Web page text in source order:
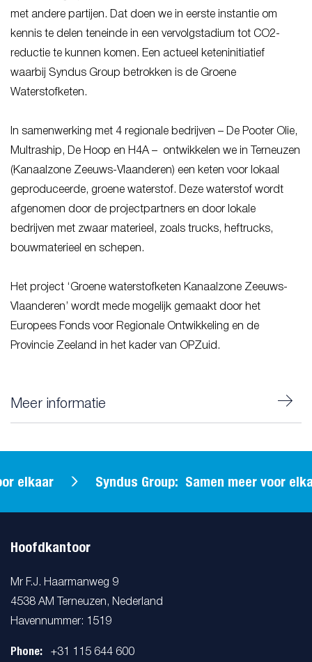
met andere partijen. Dat doen we in eerste instantie om
kennis te delen teneinde in een vervolgstadium tot CO2-
reductie te kunnen komen. Een actueel keteninitiatief
waarbij Syndus Group betrokken is de Groene
Waterstofketen.
In samenwerking met 4 regionale bedrijven – De Pooter Olie,
Multraship, De Hoop en H4A – ontwikkelen we in Terneuzen
(Kanaalzone Zeeuws-Vlaanderen) een keten voor lokaal
geproduceerde, groene waterstof. Deze waterstof wordt
afgenomen door de projectpartners en door lokale
bedrijven met zwaar materieel, zoals trucks, heftrucks,
bouwmaterieel en schepen.
Het project ‘Groene waterstofketen Kanaalzone Zeeuws-
Vlaanderen’ wordt mede mogelijk gemaakt door het
Europees Fonds voor Regionale Ontwikkeling en de
Provincie Zeeland in het kader van OPZuid.
Meer informatie
Syndus Group: Samen meer voor elkaar
Hoofdkantoor
Mr F.J. Haarmanweg 9
4538 AM Terneuzen, Nederland
Havennummer: 1519
Phone: +31 115 644 600